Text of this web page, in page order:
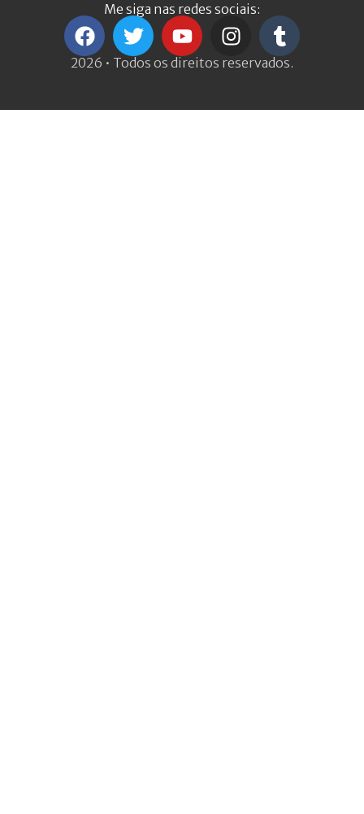
Me siga nas redes sociais:
2026 • Todos os direitos reservados.